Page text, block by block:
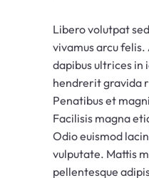
Libero volutpat
vivamus arcu
dapibus ultrices in
hendrerit gravida
Penatibus et
Facilisis magna
Odio euismod
vulputate. Mattis
pellentesque